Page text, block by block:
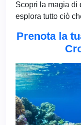
Scopri la magia di
esplora tutto ciò
Prenota la